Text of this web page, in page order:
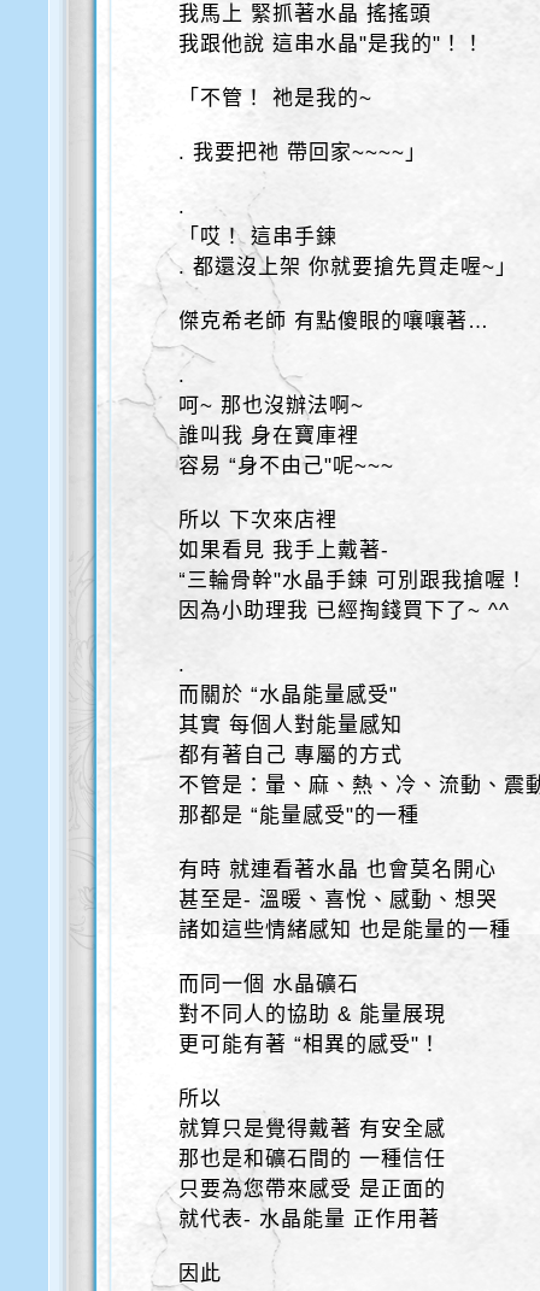
我馬上 緊抓著水晶 搖搖頭
我跟他說 這串水晶"是我的"！！
「不管！ 祂是我的~
. 我要把祂 帶回家~~~~」
.
「哎！ 這串手鍊
. 都還沒上架 你就要搶先買走喔~」
傑克希老師 有點傻眼的嚷嚷著…
.
呵~ 那也沒辦法啊~
誰叫我 身在寶庫裡
容易 “身不由己"呢~~~
所以 下次來店裡
如果看見 我手上戴著-
“三輪骨幹"水晶手鍊 可別跟我搶喔！
因為小助理我 已經掏錢買下了~ ^^
.
而關於 “水晶能量感受"
其實 每個人對能量感知
都有著自己 專屬的方式
不管是：暈、麻、熱、冷、流動、震
那都是 “能量感受"的一種
有時 就連看著水晶 也會莫名開心
甚至是- 溫暖、喜悅、感動、想哭
諸如這些情緒感知 也是能量的一種
而同一個 水晶礦石
對不同人的協助 & 能量展現
更可能有著 “相異的感受"！
所以
就算只是覺得戴著 有安全感
那也是和礦石間的 一種信任
只要為您帶來感受 是正面的
就代表- 水晶能量 正作用著
因此